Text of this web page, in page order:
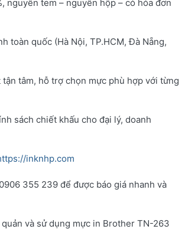
nguyên tem – nguyên hộp – có hóa đơn
toàn quốc (Hà Nội, TP.HCM, Đà Nẵng,
tận tâm, hỗ trợ chọn mực phù hợp với từng
sách chiết khấu cho đại lý, doanh
inknhp.com
355 239 để được báo giá nhanh và
và sử dụng mực in Brother TN-263